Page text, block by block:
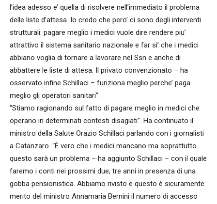
l’idea adesso e’ quella di risolvere nell’immediato il problema
delle liste d’attesa. Io credo che pero’ ci sono degli interventi
strutturali: pagare meglio i medici vuole dire rendere piu’
attrattivo il sistema sanitario nazionale e far si’ che i medici
abbiano voglia di tornare a lavorare nel Ssn e anche di
abbattere le liste di attesa. Il privato convenzionato – ha
osservato infine Schillaci – funziona meglio perche’ paga
meglio gli operatori sanitari”.
“Stiamo ragionando sul fatto di pagare meglio in medici che
operano in determinati contesti disagiati”. Ha continuato il
ministro della Salute Orazio Schillaci parlando con i giornalisti
a Catanzaro. “È vero che i medici mancano ma soprattutto
questo sarà un problema – ha aggiunto Schillaci – con il quale
faremo i conti nei prossimi due, tre anni in presenza di una
gobba pensionistica. Abbiamo rivisto e questo è sicuramente
merito del ministro Annamaria Bernini il numero di accesso